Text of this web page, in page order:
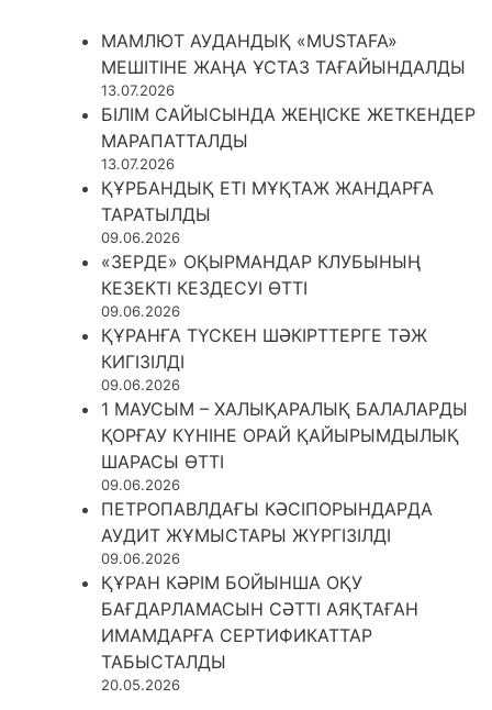
МАМЛЮТ АУДАНДЫҚ «MUSTAFA»
МЕШІТІНЕ ЖАҢА ҰСТАЗ ТАҒАЙЫНДАЛДЫ
13.07.2026
БІЛІМ САЙЫСЫНДА ЖЕҢІСКЕ ЖЕТКЕНДЕР
МАРАПАТТАЛДЫ
13.07.2026
ҚҰРБАНДЫҚ ЕТІ МҰҚТАЖ ЖАНДАРҒА
ТАРАТЫЛДЫ
09.06.2026
«ЗЕРДЕ» ОҚЫРМАНДАР КЛУБЫНЫҢ
КЕЗЕКТІ КЕЗДЕСУІ ӨТТІ
09.06.2026
ҚҰРАНҒА ТҮСКЕН ШӘКІРТТЕРГЕ ТӘЖ
КИГІЗІЛДІ
09.06.2026
1 МАУСЫМ – ХАЛЫҚАРАЛЫҚ БАЛАЛАРДЫ
ҚОРҒАУ КҮНІНЕ ОРАЙ ҚАЙЫРЫМДЫЛЫҚ
ШАРАСЫ ӨТТІ
09.06.2026
ПЕТРОПАВЛДАҒЫ КӘСІПОРЫНДАРДА
АУДИТ ЖҰМЫСТАРЫ ЖҮРГІЗІЛДІ
09.06.2026
ҚҰРАН КӘРІМ БОЙЫНША ОҚУ
БАҒДАРЛАМАСЫН СӘТТІ АЯҚТАҒАН
ИМАМДАРҒА СЕРТИФИКАТТАР
ТАБЫСТАЛДЫ
20.05.2026